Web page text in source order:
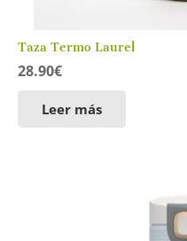
Taza Termo Laurel
28.90€
Leer más